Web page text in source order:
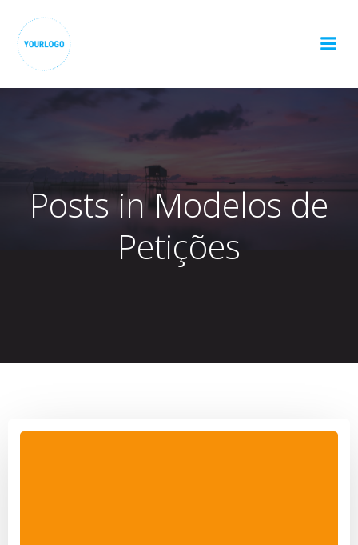
Posts in Modelos de
Petições